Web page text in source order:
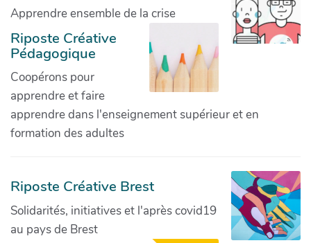
Apprendre ensemble de la crise
Riposte Créative
Pédagogique
Coopérons pour
apprendre et faire
apprendre dans l'enseignement supérieur et en
formation des adultes
Riposte Créative Brest
Solidarités, initiatives et l'après covid19
au pays de Brest